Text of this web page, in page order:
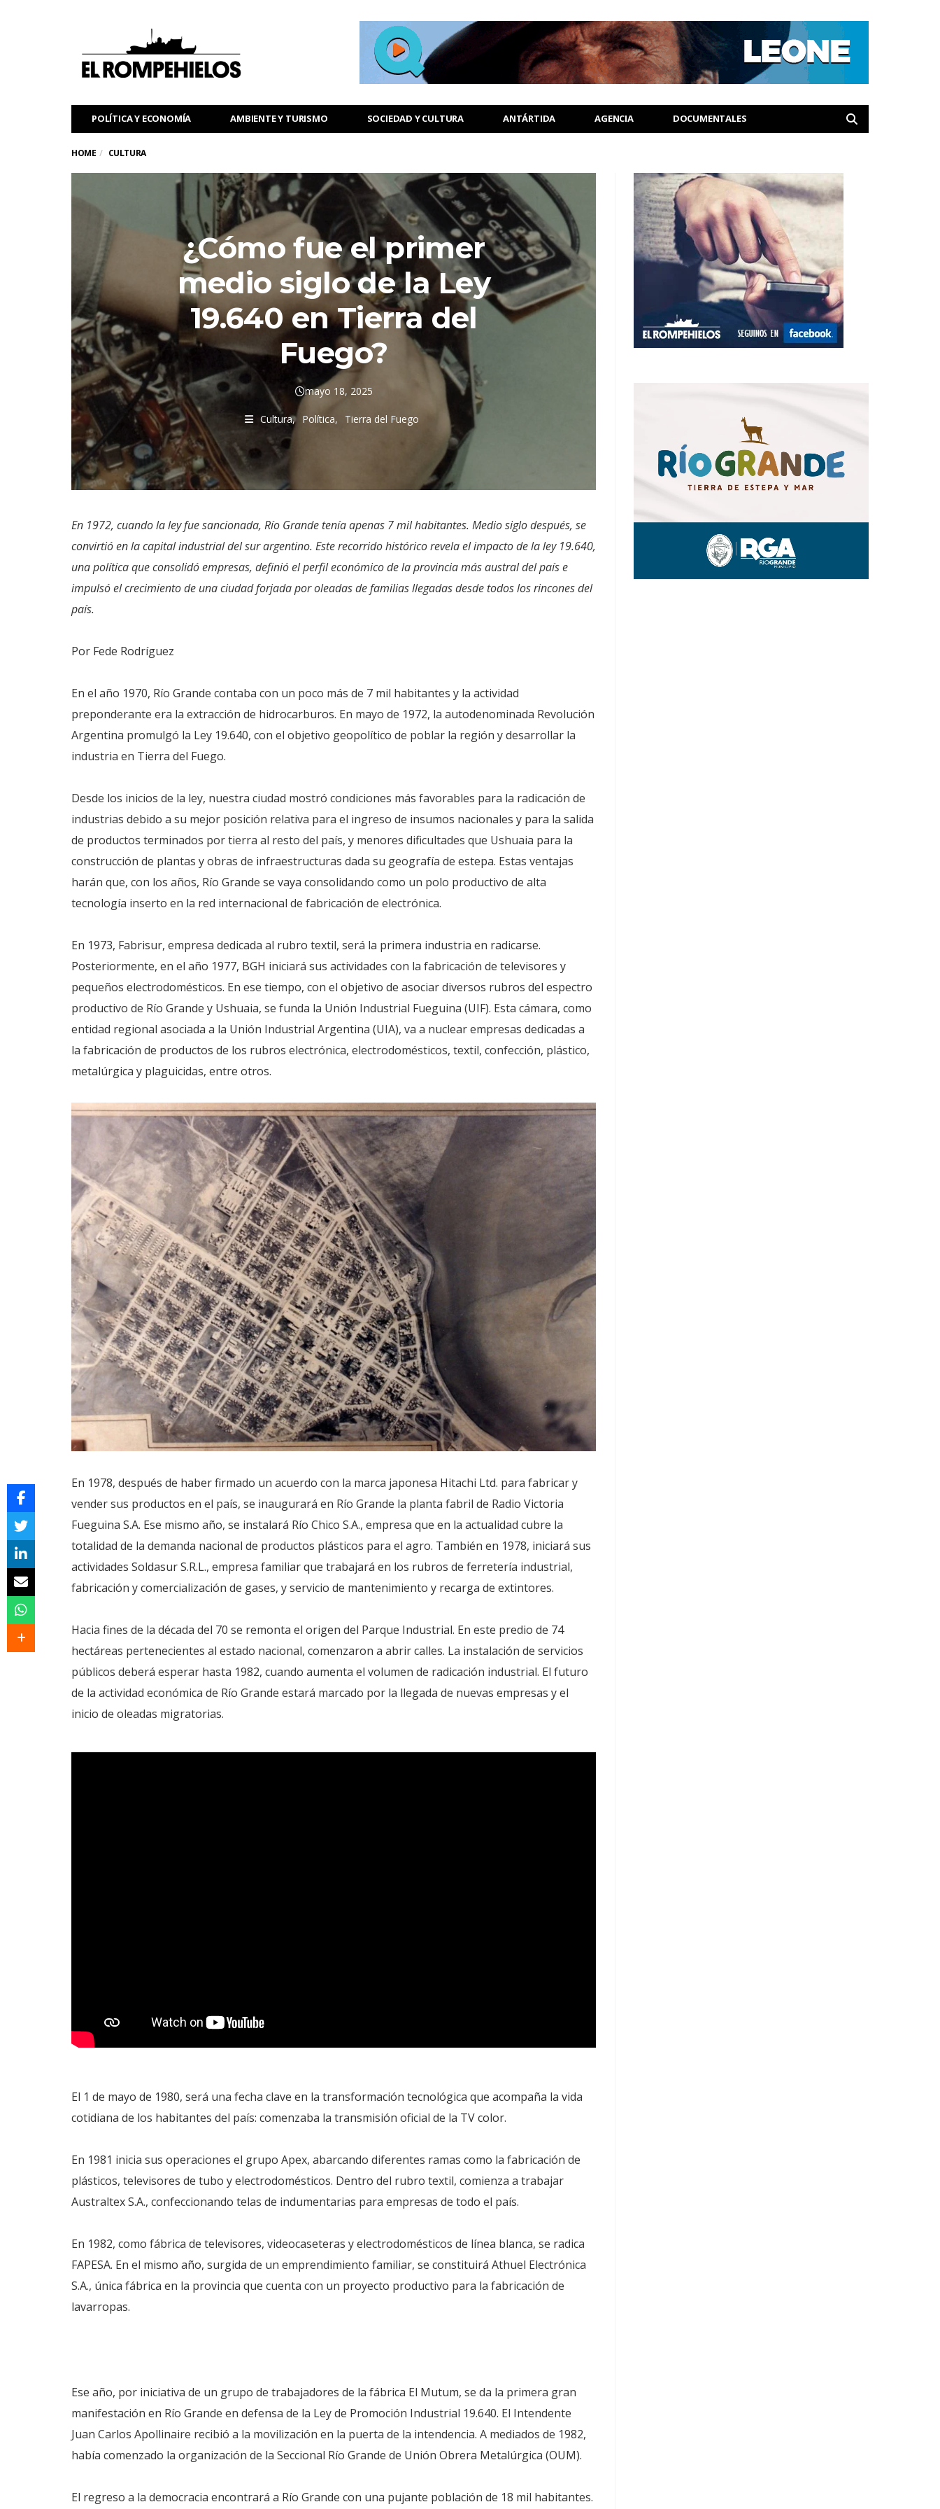
POLÍTICA Y ECONOMÍA AMBIENTE Y TURISMO SOCIEDAD Y CULTURA ANTÁRTIDA AGENCIA DOCUMENTALES
HOME CULTURA
¿Cómo fue el primer
medio siglo de la Ley
19.640 en Tierra del
Fuego?
mayo 18, 2025
Cultura Política Tierra del Fuego
En 1972, cuando la ley fue sancionada, Río Grande tenía apenas 7 mil habitantes. Medio siglo después, se
convirtió en la capital industrial del sur argentino. Este recorrido histórico revela el impacto de la ley 19.640,
una política que consolidó empresas, definió el perfil económico de la provincia más austral del país e
impulsó el crecimiento de una ciudad forjada por oleadas de familias llegadas desde todos los rincones del
país.
Por Fede Rodríguez
En el año 1970, Río Grande contaba con un poco más de 7 mil habitantes y la actividad
preponderante era la extracción de hidrocarburos. En mayo de 1972, la autodenominada Revolución
Argentina promulgó la Ley 19.640, con el objetivo geopolítico de poblar la región y desarrollar la
industria en Tierra del Fuego.
Desde los inicios de la ley, nuestra ciudad mostró condiciones más favorables para la radicación de
industrias debido a su mejor posición relativa para el ingreso de insumos nacionales y para la salida
de productos terminados por tierra al resto del país, y menores dificultades que Ushuaia para la
construcción de plantas y obras de infraestructuras dada su geografía de estepa. Estas ventajas
harán que, con los años, Río Grande se vaya consolidando como un polo productivo de alta
tecnología inserto en la red internacional de fabricación de electrónica.
En 1973, Fabrisur, empresa dedicada al rubro textil, será la primera industria en radicarse.
Posteriormente, en el año 1977, BGH iniciará sus actividades con la fabricación de televisores y
pequeños electrodomésticos. En ese tiempo, con el objetivo de asociar diversos rubros del espectro
productivo de Río Grande y Ushuaia, se funda la Unión Industrial Fueguina (UIF). Esta cámara, como
entidad regional asociada a la Unión Industrial Argentina (UIA), va a nuclear empresas dedicadas a
la fabricación de productos de los rubros electrónica, electrodomésticos, textil, confección, plástico,
metalúrgica y plaguicidas, entre otros.
En 1978, después de haber firmado un acuerdo con la marca japonesa Hitachi Ltd. para fabricar y
vender sus productos en el país, se inaugurará en Río Grande la planta fabril de Radio Victoria
Fueguina S.A. Ese mismo año, se instalará Río Chico S.A., empresa que en la actualidad cubre la
totalidad de la demanda nacional de productos plásticos para el agro. También en 1978, iniciará sus
actividades Soldasur S.R.L., empresa familiar que trabajará en los rubros de ferretería industrial,
fabricación y comercialización de gases, y servicio de mantenimiento y recarga de extintores.
Hacia fines de la década del 70 se remonta el origen del Parque Industrial. En este predio de 74
hectáreas pertenecientes al estado nacional, comenzaron a abrir calles. La instalación de servicios
públicos deberá esperar hasta 1982, cuando aumenta el volumen de radicación industrial. El futuro
de la actividad económica de Río Grande estará marcado por la llegada de nuevas empresas y el
inicio de oleadas migratorias.
El 1 de mayo de 1980, será una fecha clave en la transformación tecnológica que acompaña la vida
cotidiana de los habitantes del país: comenzaba la transmisión oficial de la TV color.
En 1981 inicia sus operaciones el grupo Apex, abarcando diferentes ramas como la fabricación de
plásticos, televisores de tubo y electrodomésticos. Dentro del rubro textil, comienza a trabajar
Australtex S.A., confeccionando telas de indumentarias para empresas de todo el país.
En 1982, como fábrica de televisores, videocaseteras y electrodomésticos de línea blanca, se radica
FAPESA. En el mismo año, surgida de un emprendimiento familiar, se constituirá Athuel Electrónica
S.A., única fábrica en la provincia que cuenta con un proyecto productivo para la fabricación de
lavarropas.
Ese año, por iniciativa de un grupo de trabajadores de la fábrica El Mutum, se da la primera gran
manifestación en Río Grande en defensa de la Ley de Promoción Industrial 19.640. El Intendente
Juan Carlos Apollinaire recibió a la movilización en la puerta de la intendencia. A mediados de 1982,
había comenzado la organización de la Seccional Río Grande de Unión Obrera Metalúrgica (OUM).
El regreso a la democracia encontrará a Río Grande con una pujante población de 18 mil habitantes.